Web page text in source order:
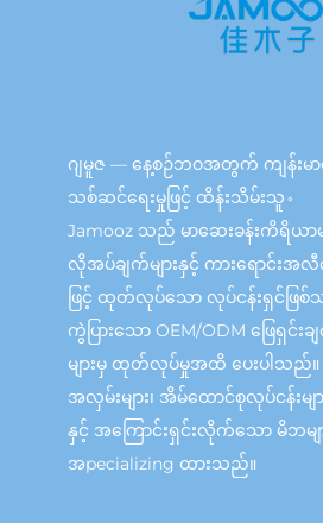
ဂျမူဇ — နေ့စဉ်ဘဝအတွက် ကျန်းမ
သစ်ဆင်ရေးမှုဖြင့် ထိန်းသိမ်းသူ。
Jamooz သည် မာဆေးခန်းကိရိယာမ
လိုအပ်ချက်များနှင့် ကားရောင်းအလီ
ဖြင့် ထုတ်လုပ်သော လုပ်ငန်းရှင်ဖြ
ကွဲပြားသော OEM/ODM ဖြေရှင်း
များမှ ထုတ်လုပ်မှုအထိ ပေးပါသည်။ က
အလှမ်းများ၊ အိမ်ထောင်စုလုပ်ငန်းမျာ
နှင့် အကြောင်းရှင်းလိုက်သော မိဘမ
အpecializing ထားသည်။